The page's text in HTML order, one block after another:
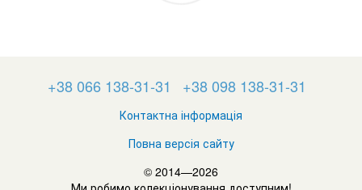
+38 066 138-31-31 +38 098 138-31-31
Контактна інформація
Повна версія сайту
© 2014—2026